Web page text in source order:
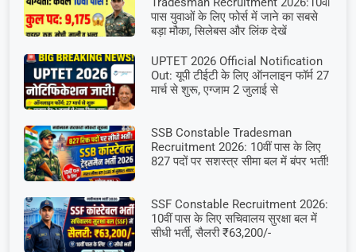
पास युवाओं के लिए फोर्स में जाने का सबसे
बड़ा मौका, सिलेबस और लिंक देखें
UPTET 2026 Official Notification
Out: यूपी टीईटी के लिए ऑनलाइन फॉर्म 27
मार्च से शुरू, एग्जाम 2 जुलाई से
SSB Constable Tradesman
Recruitment 2026: 10वीं पास के लिए
827 पदों पर सशस्त्र सीमा बल में बंपर भर्ती!
SSF Constable Recruitment 2026:
10वीं पास के लिए सचिवालय सुरक्षा बल में
सीधी भर्ती, सैलरी ₹63,200/-